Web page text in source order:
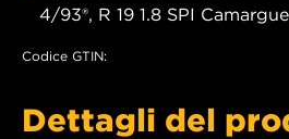
4/93®, R 19 1.8 SPI
Codice GTIN:
Dettagli del